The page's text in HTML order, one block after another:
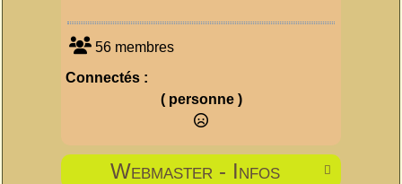
56 membres
Connectés :
( personne )

Webmaster - Infos